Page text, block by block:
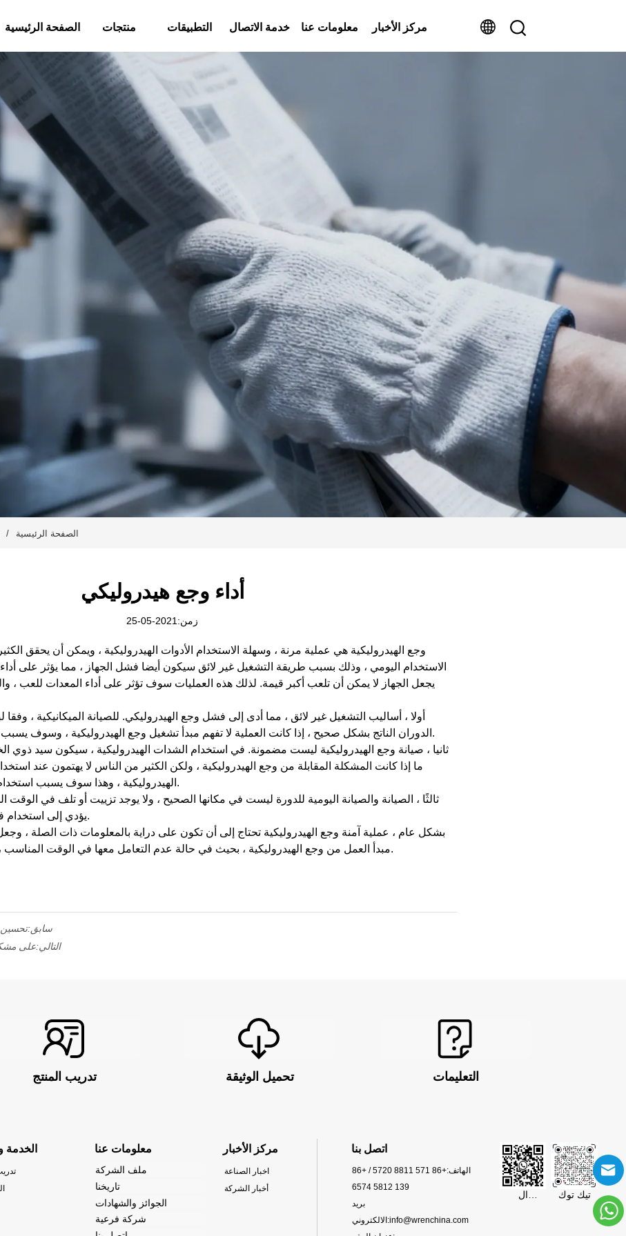
الصفحة الرئيسية منتجات التطبيقات خدمة الاتصال معلومات عنا مركز الأخبار
الصفحة الرئيسية /
أداء وجع هيدروليكي
زمن:2021-05-25
وجع الهيدروليكية هي عملية مرنة ، وسهلة الاستخدام الأدوات الهيدروليكية ، ويمكن أن يحقق
الاستخدام اليومي ، وذلك بسبب طريقة التشغيل غير لائق سيكون أيضا فشل الجهاز ، مما يؤثر على أداء
يجعل الجهاز لا يمكن أن تلعب أكبر قيمة. لذلك هذه العمليات سوف تؤثر على أداء المعدات للعب ،
أولا ، أساليب التشغيل غير لائق ، مما أدى إلى فشل وجع الهيدروليكي. للصيانة الميكانيكية ،
الدوران الناتج بشكل صحيح ، إذا كانت العملية لا تفهم مبدأ تشغيل وجع الهيدروليكية ، وسوف يسبب فشل عملية وجع الهيدروليكي.
ثانيا ، صيانة وجع الهيدروليكية ليست مضمونة. في استخدام الشدات الهيدروليكية ، سيكون سيد
ما إذا كانت المشكلة المقابلة من وجع الهيدروليكية ، ولكن الكثير من الناس لا يهتمون عند
الهيدروليكية ، وهذا سوف يسبب استخدام عملية تلف وجع الهيدروليكية.
ثالثًا ، الصيانة والصيانة اليومية للدورة ليست في مكانها الصحيح ، ولا يوجد تزييت أو تلف في الوقت
يؤدي إلى استخدام فشل مفتاح الربط الهيدروليكي.
بشكل عام ، عملية آمنة وجع الهيدروليكية تحتاج إلى أن تكون على دراية بالمعلومات ذات الصلة ، وجعل
مبدأ العمل من وجع الهيدروليكية ، بحيث في حالة عدم التعامل معها في الوقت المناسب ، وذلك للسماح لها أقصى قيمة.
سابق:تحسين
التالي:على
تدريب المنتج تحميل الوثيقة التعليمات
الخدمة معلومات عنا
ملف الشركة
تاريخنا
الجوائز والشهادات
شركة فرعية
مركز الأخبار
اخبار الصناعة
أخبار الشركة
اتصل بنا
الهاتف:
+86 571 8811 5720 / +86
139 5812 6574
بريد
الالكتروني:info@wrenchina.com
ال
تيك توك